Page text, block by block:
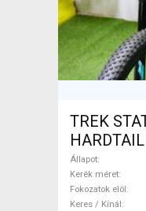
TREK
M/L
ELADÓ
Állapot
Kerék méret
Fokozatok elöl
Keres / Kínál